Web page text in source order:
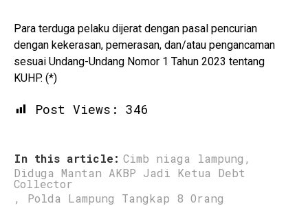
Para terduga pelaku dijerat dengan pasal pencurian
dengan kekerasan, pemerasan, dan/atau pengancaman
sesuai Undang-Undang Nomor 1 Tahun 2023 tentang
KUHP. (*)
Post Views: 346
In this article: Cimb niaga lampung ,
Diduga Mantan AKBP Jadi Ketua Debt
Collector
, Polda Lampung Tangkap 8 Orang